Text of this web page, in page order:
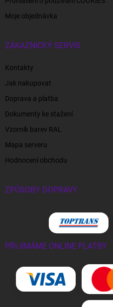
Moje objednávka
ZÁKAZNICKÝ SERVIS
Kontakty
Jak nakupovat
Doprava a platba
Dokumenty ke stažení
Vzorník barev RAL
Mapa serveru
Hodnocení obchodu
ZPŮSOBY DOPRAVY
PŘIJÍMÁME ONLINE PLATBY